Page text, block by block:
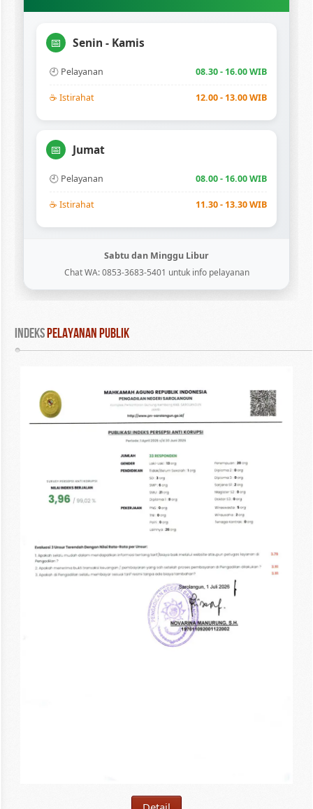
📅 Senin - Kamis
🕘 Pelayanan 08.30 - 16.00 WIB
☕ Istirahat 12.00 - 13.00 WIB
📅 Jumat
🕘 Pelayanan 08.00 - 16.00 WIB
☕ Istirahat 11.30 - 13.30 WIB
Sabtu dan Minggu Libur
Chat WA: 0853-3683-5401 untuk info pelayanan
INDEKS PELAYANAN PUBLIK